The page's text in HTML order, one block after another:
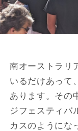
南オーストラ
いるだけあって
あります。その
ジフェスティバ
カスのようにな